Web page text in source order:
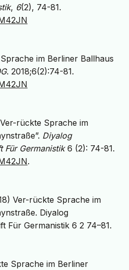
, 6(2), 74-81.
im Berliner Ballhaus
. 2018;6(2):74-81.
rückte Sprache im
Diyalog
Für Germanistik6 (2): 74-81.
.
Ver-rückte Sprache im
Diyalog
Für Germanistik 6 2 74–81.
Sprache im Berliner